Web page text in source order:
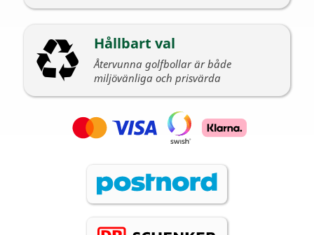
Hållbart val
Återvunna golfbollar är både
miljövänliga och prisvärda